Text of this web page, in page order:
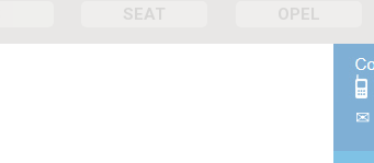
SEAT OPEL
✉